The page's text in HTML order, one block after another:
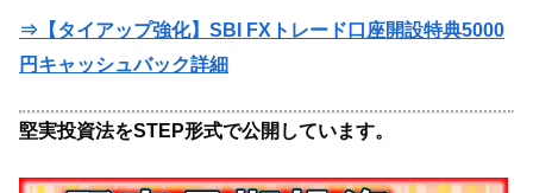
⇒【タイアップ強化】SBI FXトレード口座開設特典5000
円キャッシュバック詳細
堅実投資法をSTEP形式で公開しています。